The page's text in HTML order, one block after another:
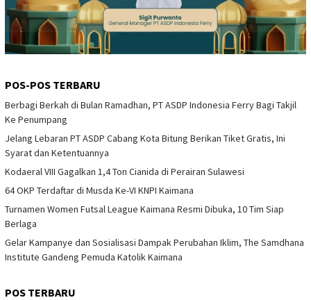
POS-POS TERBARU
Berbagi Berkah di Bulan Ramadhan, PT ASDP Indonesia Ferry Bagi Takjil
Ke Penumpang
Jelang Lebaran PT ASDP Cabang Kota Bitung Berikan Tiket Gratis, Ini
Syarat dan Ketentuannya
Kodaeral VIII Gagalkan 1,4 Ton Cianida di Perairan Sulawesi
64 OKP Terdaftar di Musda Ke-VI KNPI Kaimana
Turnamen Women Futsal League Kaimana Resmi Dibuka, 10 Tim Siap
Berlaga
Gelar Kampanye dan Sosialisasi Dampak Perubahan Iklim, The Samdhana
Institute Gandeng Pemuda Katolik Kaimana
POS TERBARU